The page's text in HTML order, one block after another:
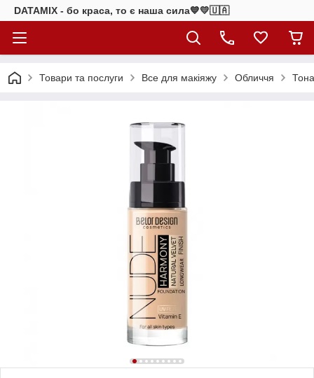
DATAMIX - бо краcа, то є наша сила​💙💛🇺🇦​
Товари та послуги Все для макіяжу Обличчя